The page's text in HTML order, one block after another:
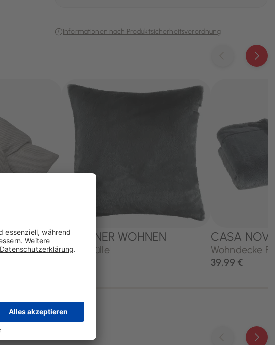
Informationen nach Produktsicherheitsverordnung